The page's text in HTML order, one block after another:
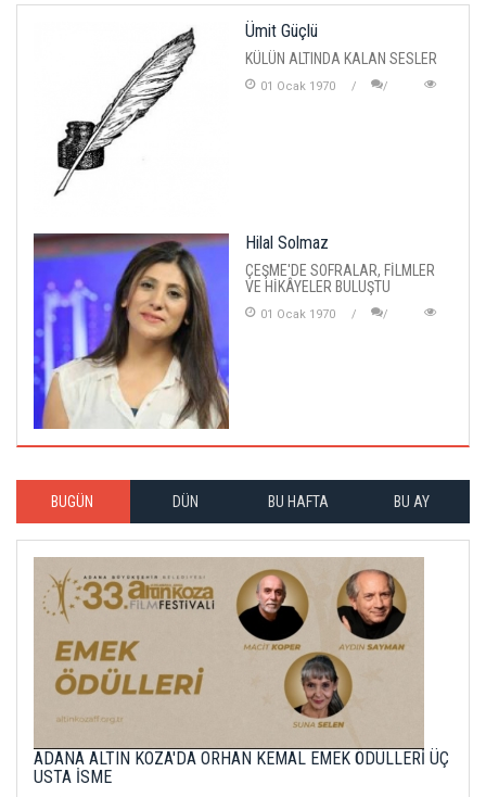
Ümit Güçlü
KÜLÜN ALTINDA KALAN SESLER
01 Ocak 1970
Hilal Solmaz
ÇEŞME'DE SOFRALAR, FİLMLER
VE HİKÂYELER BULUŞTU
01 Ocak 1970
BUGÜN DÜN BU HAFTA BU AY
ADANA ALTIN KOZA'DA ORHAN KEMAL EMEK ÖDÜLLERİ ÜÇ
USTA İSME